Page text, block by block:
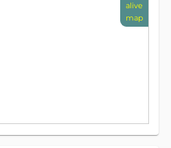
alive
map